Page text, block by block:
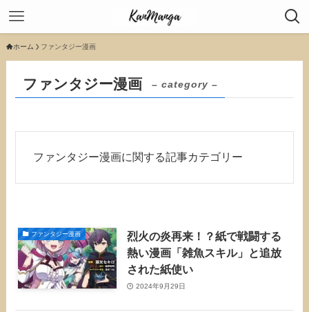
ホーム ファンタジー漫画
ファンタジー漫画 – category –
ファンタジー漫画に関する記事カテゴリー
ファンタジー漫画
烈火の炎再来！？紙で戦闘する
熱い漫画「雑魚スキル」と追放
された紙使い
2024年9月29日